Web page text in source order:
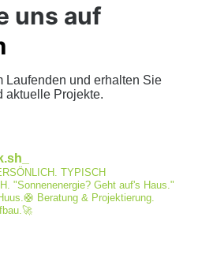
uns auf
Laufenden und erhalten Sie
aktuelle Projekte.
TYPISCH
"Sonnenenergie? Geht auf's Haus."
Beratung & Projektierung.